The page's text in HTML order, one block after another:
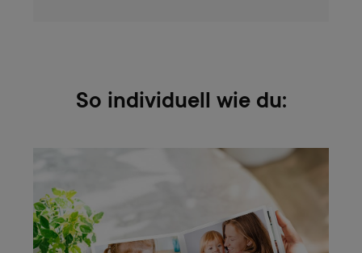
So individuell wie du: